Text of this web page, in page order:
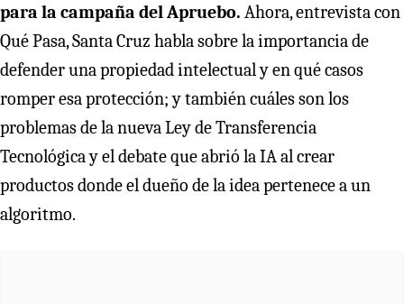
para la campaña del Apruebo. Ahora, entrevista con
Qué Pasa, Santa Cruz habla sobre la importancia de
defender una propiedad intelectual y en qué casos
romper esa protección; y también cuáles son los
problemas de la nueva Ley de Transferencia
Tecnológica y el debate que abrió la IA al crear
productos donde el dueño de la idea pertenece a un
algoritmo.